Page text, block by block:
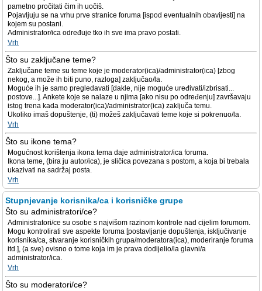
pametno pročitati čim ih uočiš.
Pojavljuju se na vrhu prve stranice foruma [ispod eventualnih obavijesti] na
kojem su postani.
Administrator/ica određuje tko ih sve ima pravo postati.
Vrh
Što su zaključane teme?
Zaključane teme su teme koje je moderator(ica)/administrator(ica) [zbog
nekog, a može ih biti puno, razloga] zaključao/la.
Moguće ih je samo pregledavati [dakle, nije moguće uređivati/izbrisati...
postove...]. Ankete koje se nalaze u njima [ako nisu po određenju] završavaju
istog trena kada moderator(ica)/administrator(ica) zaključa temu.
Ukoliko imaš dopuštenje, (ti) možeš zaključavati teme koje si pokrenuo/la.
Vrh
Što su ikone tema?
Mogućnost korištenja ikona tema daje administrator/ica foruma.
Ikona teme, (bira ju autor/ica), je sličica povezana s postom, a koja bi trebala
ukazivati na sadržaj posta.
Vrh
Stupnjevanje korisnika/ca i korisničke grupe
Što su administratori/ce?
Administratori/ce su osobe s najvišom razinom kontrole nad cijelim forumom.
Mogu kontrolirati sve aspekte foruma [postavljanje dopuštenja, isključivanje
korisnika/ca, stvaranje korisničkih grupa/moderatora(ica), moderiranje foruma
itd.], (a sve) ovisno o tome koja im je prava dodijelio/la glavni/a
administrator/ica.
Vrh
Što su moderatori/ce?